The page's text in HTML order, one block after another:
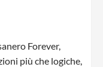
Forever,
più che logiche,